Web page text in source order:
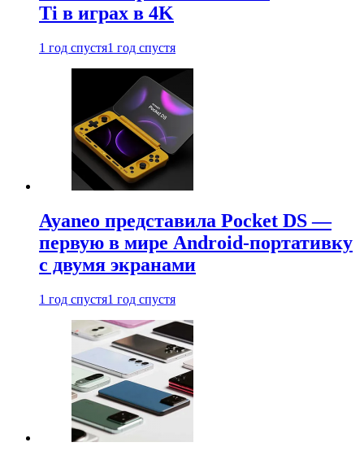
Ti в играх в 4K
1 год спустя1 год спустя
Ayaneo представила Pocket DS —
первую в мире Android-портативку
с двумя экранами
1 год спустя1 год спустя